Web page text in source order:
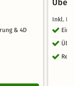
& 4D
Inkl.